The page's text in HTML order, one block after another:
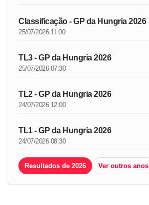
Classificação - GP da Hungria 2026
25/07/2026 11:00
TL3 - GP da Hungria 2026
25/07/2026 07:30
TL2 - GP da Hungria 2026
24/07/2026 12:00
TL1 - GP da Hungria 2026
24/07/2026 08:30
Resultados de 2026 Ver outros anos